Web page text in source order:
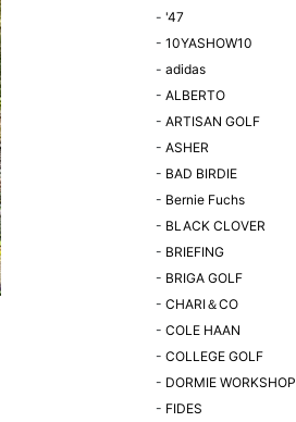
- '47
- 10YASHOW10
- adidas
- ALBERTO
- ARTISAN GOLF
- ASHER
- BAD BIRDIE
- Bernie Fuchs
- BLACK CLOVER
- BRIEFING
- BRIGA GOLF
- CHARI＆CO
- COLE HAAN
- COLLEGE GOLF
- DORMIE WORKSHOP
- FIDES